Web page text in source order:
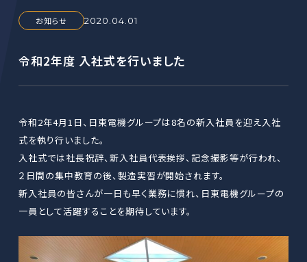
お知らせ 2020.04.01
令和2年度 入社式を行いました
令和2年4月1日、日東電機グループは8名の新入社員を迎え入社
式を執り行いました。
入社式では社長祝辞、新入社員代表挨拶、記念撮影等が行われ、
２日間の集中教育の後、製造実習が開始されます。
新入社員の皆さんが一日も早く業務に慣れ、日東電機グループの
一員として活躍することを期待しています。